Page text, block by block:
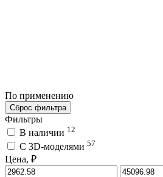
По применению
Сброс фильтра
Фильтры
В наличии 12
C 3D-моделями 57
Цена, ₽